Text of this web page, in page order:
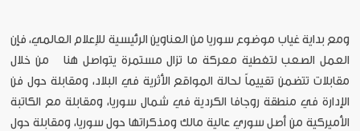
ومع بداية غياب موضوع سوريا من العناوين الرئيسية للإعلام العالمي، فإن
العمل الصعب لتغطية معركة ما تزال مستمرة يتواصل هنا من خلال
مقابلات تتضمن تقييماً لحالة المواقع الأثرية في البلاد، ومقابلة حول فن
الإدارة في منطقة روجافا الكردية في شمال سوريا، ومقابلة مع الكاتبة
الأميركية من أصل سوري عالية مالك ومذكراتها حول سوريا، ومقابلة حول